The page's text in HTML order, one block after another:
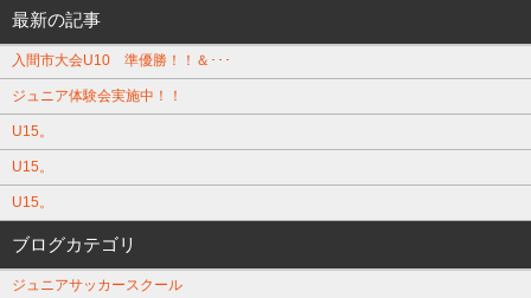
最新の記事
入間市大会U10 準優勝！！＆･･･
ジュニア体験会実施中！！
U15。
U15。
U15。
ブログカテゴリ
ジュニアサッカースクール